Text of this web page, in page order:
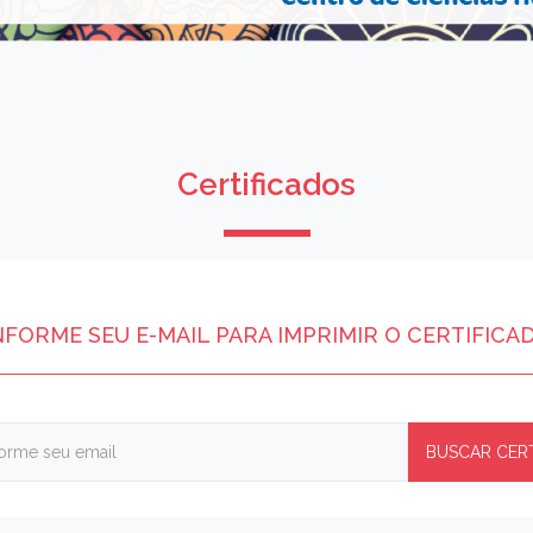
Certificados
SEU E-MAIL PARA IMPRIMIR O